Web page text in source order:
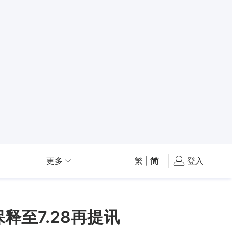
更多 繁 简 登入
至7.28再提讯